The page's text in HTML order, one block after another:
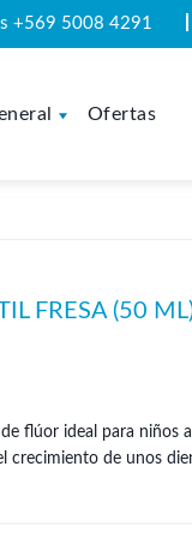
+569 5008 4291
Ofertas
FRESA (50
flúor ideal para niños
crecimiento de unos